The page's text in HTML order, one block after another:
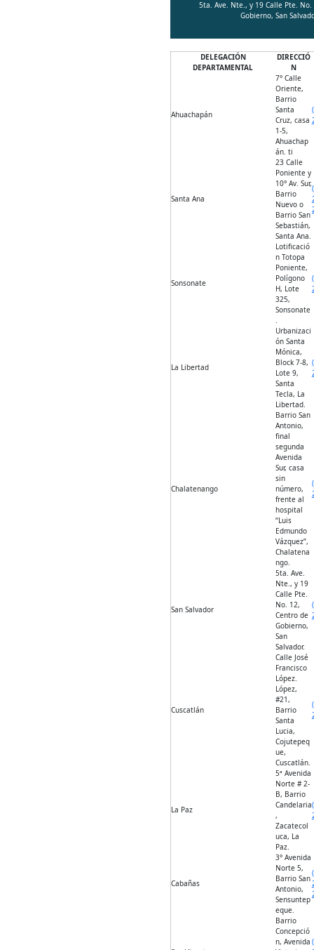
5ta. Ave. Nte., y 19 Calle Pte.
Gobierno, San
DELEGACIÓN
DEPARTAMENTAL
DIRECCIÓ
N
Ahuachapán
7° Calle
Oriente,
Barrio
Santa
Cruz, casa
1-5,
Ahuachap
án. ti
Santa Ana
23 Calle
Poniente y
10° Av. Sur,
Barrio
Nuevo o
Barrio San
Sebastián,
Santa Ana.
Sonsonate
Lotificació
n Totopa
Poniente,
Polígono
H, Lote
325,
Sonsonate
La Libertad
Urbanizaci
ón Santa
Mónica,
Block 7-8,
Lote 9,
Santa
Tecla, La
Libertad.
Chalatenango
Barrio San
Antonio,
final
segunda
Avenida
Sur, casa
sin
número,
frente al
hospital
“Luis
Edmundo
Vázquez”,
Chalatena
ngo.
San Salvador
5ta. Ave.
Nte., y 19
Calle Pte.
No. 12,
Centro de
Gobierno,
San
Salvador.
Cuscatlán
Calle José
Francisco
López.
López,
#21,
Barrio
Santa
Lucia,
Cojutepeq
ue,
Cuscatlán.
La Paz
5ª Avenida
Norte # 2-
B, Barrio
Candelaria
,
Zacatecol
uca, La
Paz.
Cabañas
3° Avenida
Norte 5,
Barrio San
Antonio,
Sensuntep
eque.
Barrio
Concepció
n, Avenida